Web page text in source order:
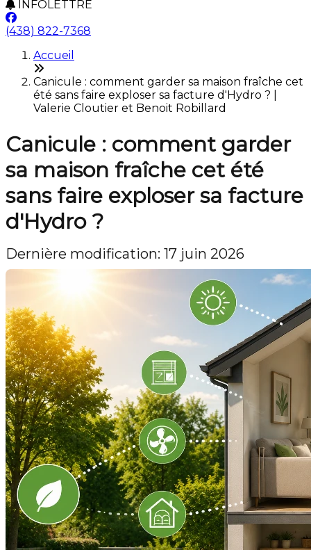
INFOLETTRE
(438) 822-7368
Accueil
Canicule : comment garder sa maison fraîche cet
été sans faire exploser sa facture d'Hydro ? |
Valerie Cloutier et Benoit Robillard
Canicule : comment garder
sa maison fraîche cet été
sans faire exploser sa facture
d'Hydro ?
Dernière modification: 17 juin 2026